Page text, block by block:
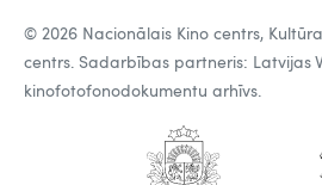
© 2026 Nacionālais Kino centrs,
centrs. Sadarbības partneris: Latvijas
kinofotofonodokumentu arhīvs.